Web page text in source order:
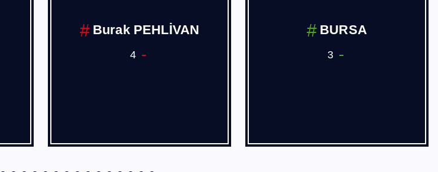
Burak PEHLİVAN
4
BURSA
3